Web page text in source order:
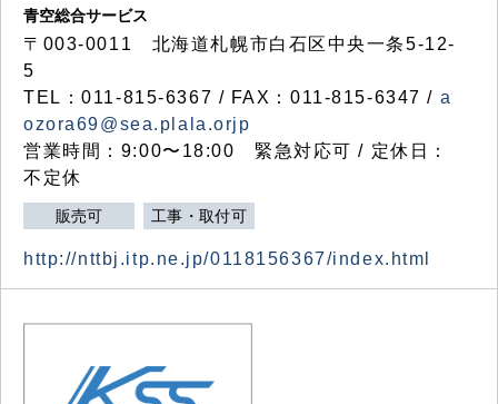
青空総合サービス
〒003-0011 北海道札幌市白石区中央一条5-12-
5
TEL：011-815-6367 / FAX：011-815-6347 / a
ozora69@sea.plala.orjp
営業時間：9:00〜18:00 緊急対応可 / 定休日：
不定休
販売可 工事・取付可
http://nttbj.itp.ne.jp/0118156367/index.html